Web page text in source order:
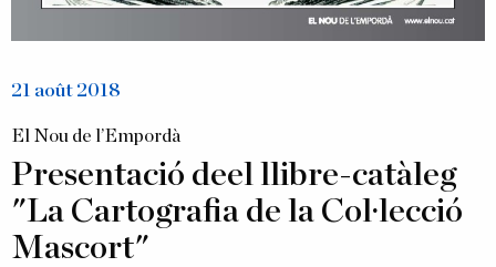
21 août 2018
El Nou de l’Empordà
Presentació deel llibre-catàleg
"La Cartografia de la Col·lecció
Mascort"